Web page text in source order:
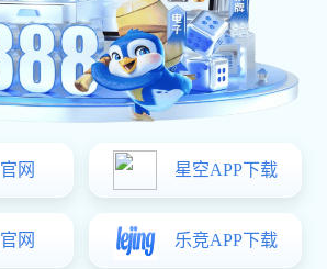
112 专业级航拍无人机
你易拍，眼界大开